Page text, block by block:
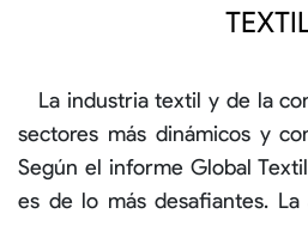
La industria textil y de la
sectores más dinámicos y
Según el informe Global
es de lo más desafiantes.